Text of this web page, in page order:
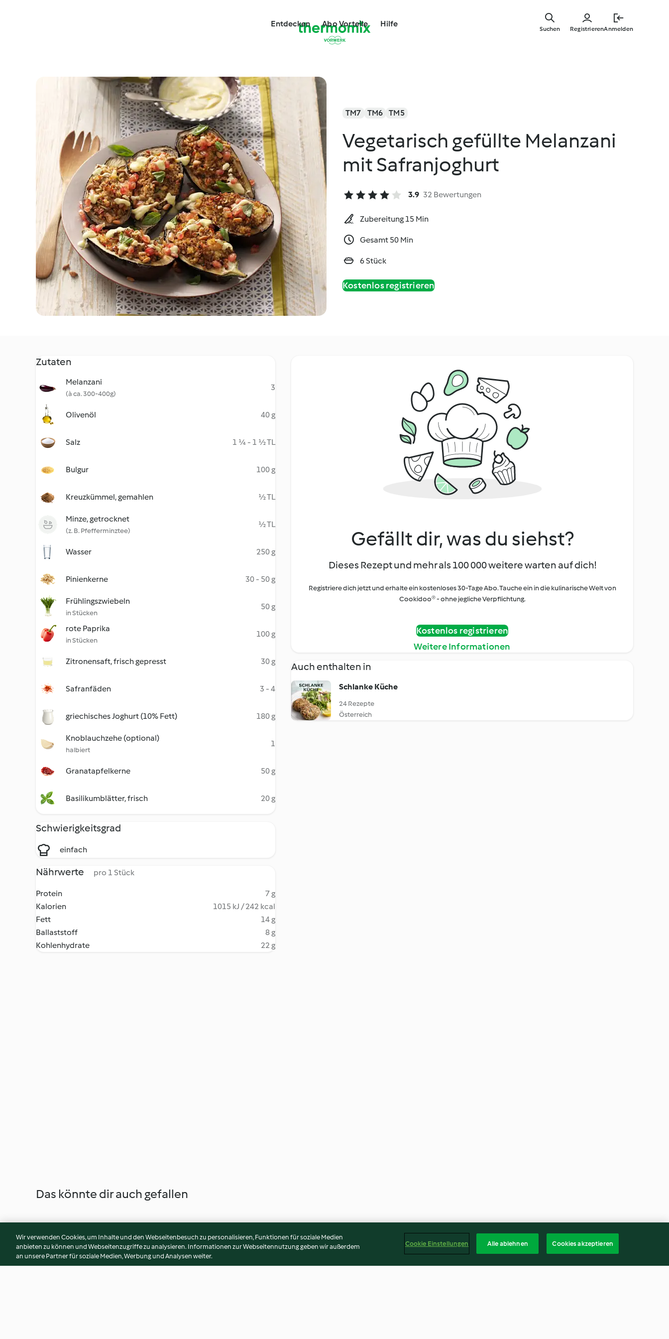
springen
Entdecken Abo Vorteile Hilfe
RegistrierenAnmelden
Suchen
TM7 TM6 TM5
Vegetarisch gefüllte Melanzani
mit Safranjoghurt
3.9 32 Bewertungen
Zubereitung 15 Min
Gesamt 50 Min
6 Stück
Kostenlos registrieren
Zutaten
Melanzani
(à ca. 300-400g)
3
Olivenöl 40 g
Salz 1 ¼ - 1 ½ TL
Bulgur 100 g
Kreuzkümmel, gemahlen ½ TL
Minze, getrocknet
(z. B. Pfefferminztee)
½ TL
Wasser 250 g
Pinienkerne 30 - 50 g
Frühlingszwiebeln
in Stücken
50 g
rote Paprika
in Stücken
100 g
Zitronensaft, frisch gepresst 30 g
Safranfäden 3 - 4
griechisches Joghurt (10% Fett) 180 g
Knoblauchzehe (optional)
halbiert
1
Granatapfelkerne 50 g
Basilikumblätter, frisch 20 g
Schwierigkeitsgrad
einfach
Nährwerte pro 1 Stück
Protein
7 g
Kalorien
1015 kJ / 242 kcal
Fett
14 g
Ballaststoff
8 g
Kohlenhydrate
22 g
Gefällt dir, was du siehst?
Dieses Rezept und mehr als 100 000 weitere warten auf dich!
Registriere dich jetzt und erhalte ein kostenloses 30-Tage Abo. Tauche ein in die kulinarische Welt von
Cookidoo® - ohne jegliche Verpflichtung.
Kostenlos registrieren
Weitere Informationen
Auch enthalten in
Schlanke Küche
24 Rezepte
Österreich
Das könnte dir auch gefallen
Wir verwenden Cookies, um Inhalte und den Webseitenbesuch zu personalisieren, Funktionen für soziale Medien
anbieten zu können und Webseitenzugriffe zu analysieren. Informationen zur Webseitennutzung geben wir außerdem
an unsere Partner für soziale Medien, Werbung und Analysen weiter.
Cookie Einstellungen Alle ablehnen Cookies akzeptieren